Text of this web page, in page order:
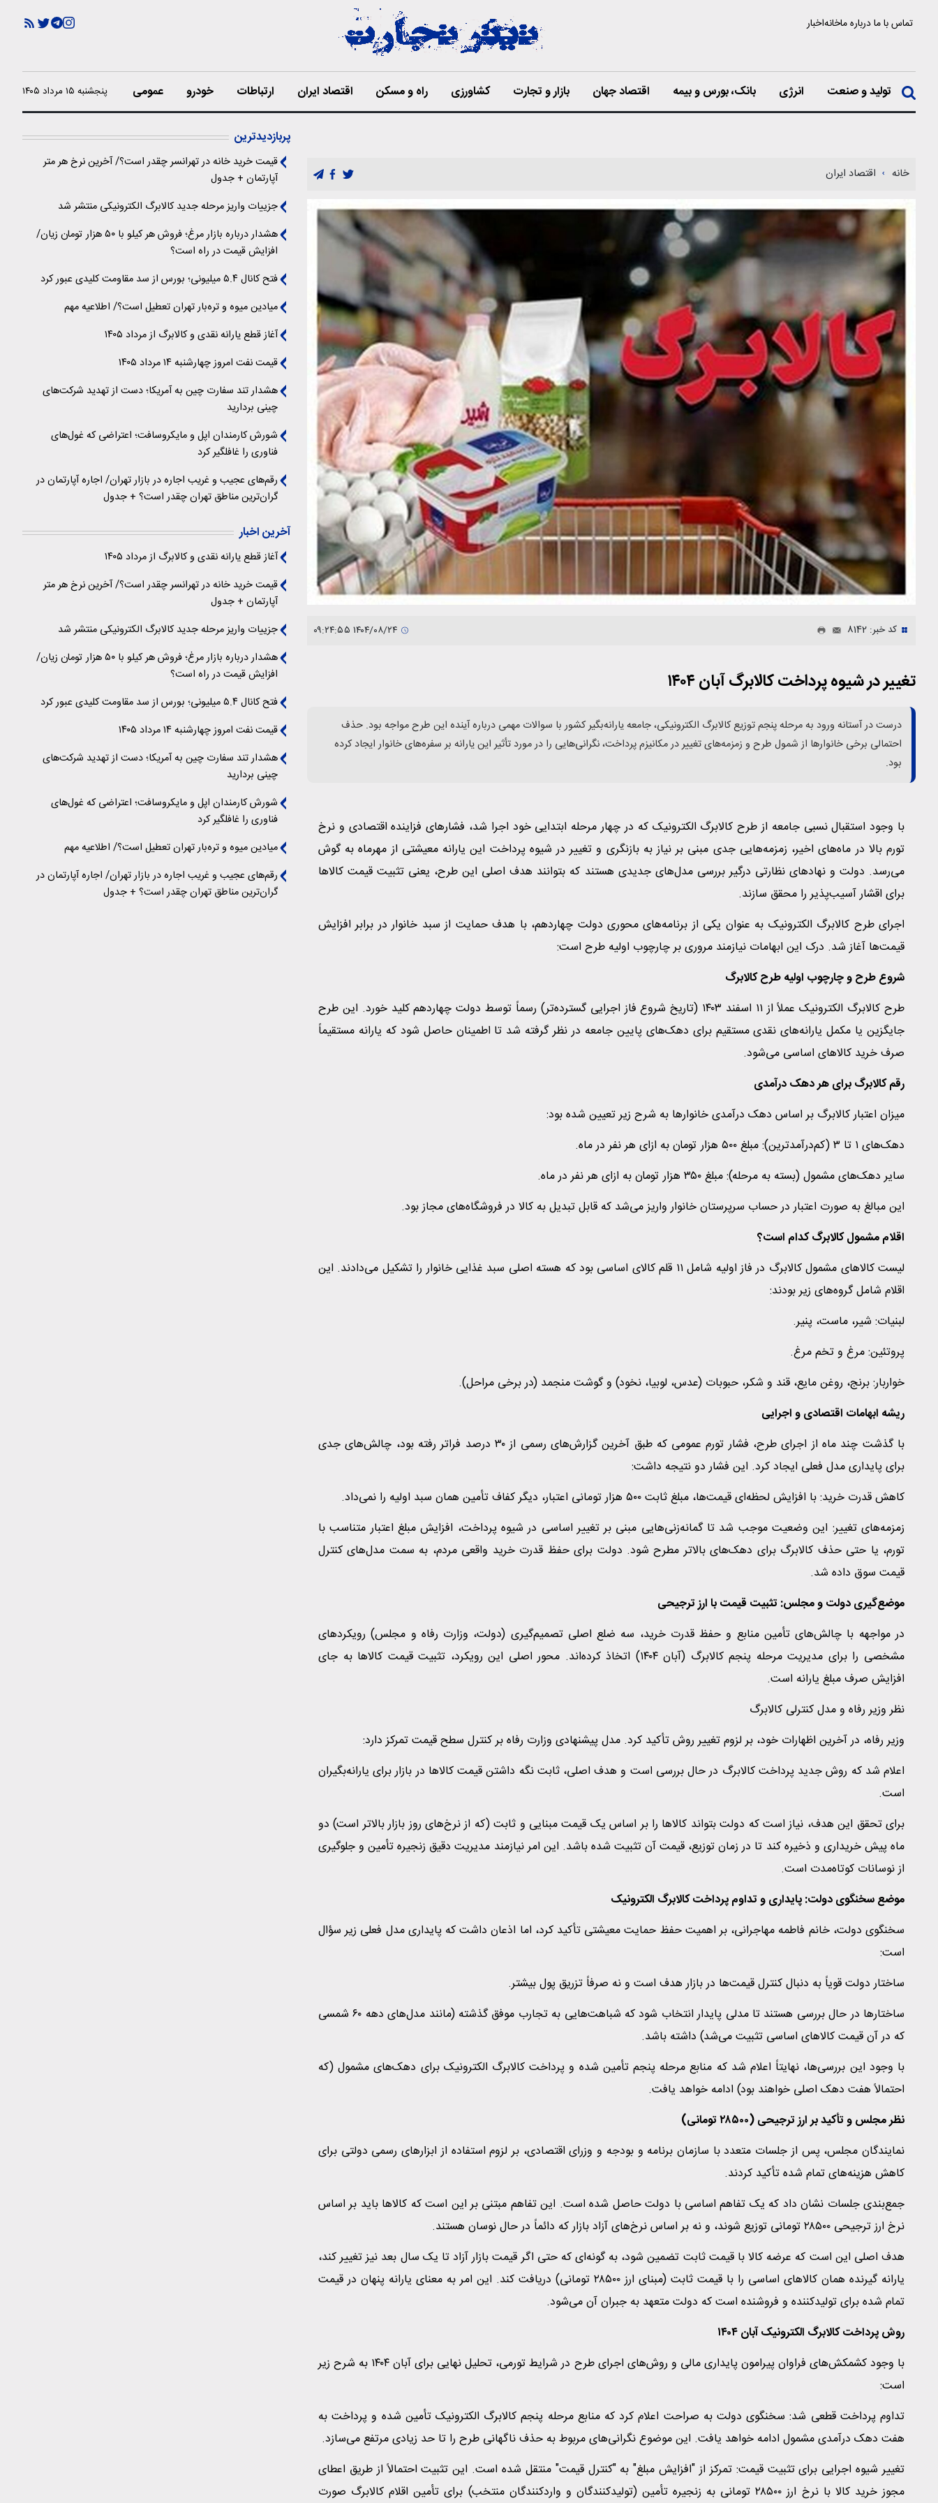
تماس با مادرباره ماخانهاخبار
تولید و صنعت انرژی بانک، بورس و بیمه اقتصاد جهان بازار و تجارت کشاورزی راه و مسکن اقتصاد ایران ارتباطات خودرو عمومی پنجشنبه ۱۵ مرداد ۱۴۰۵
خانه اقتصاد ایران
کد خبر: 8142
تغییر در شیوه پرداخت کالابرگ آبان ۱۴۰۴
درست در آستانه ورود به مرحله پنجم توزیع کالابرگ الکترونیکی، جامعه یارانه‌بگیر کشور با سوالات مهمی درباره آینده این طرح مواجه بود. حذف
احتمالی برخی خانوارها از شمول طرح و زمزمه‌های تغییر در مکانیزم پرداخت، نگرانی‌هایی را در مورد تأثیر این یارانه بر سفره‌های خانوار ایجاد کرده
بود.
با وجود استقبال نسبی جامعه از طرح کالابرگ الکترونیک که در چهار مرحله ابتدایی خود اجرا شد، فشارهای فزاینده اقتصادی و نرخ
تورم بالا در ماه‌های اخیر، زمزمه‌هایی جدی مبنی بر نیاز به بازنگری و تغییر در شیوه پرداخت این یارانه معیشتی از مهرماه به گوش
می‌رسد. دولت و نهادهای نظارتی درگیر بررسی مدل‌های جدیدی هستند که بتوانند هدف اصلی این طرح، یعنی تثبیت قیمت کالاها
برای اقشار آسیب‌پذیر را محقق سازند.
اجرای طرح کالابرگ الکترونیک به عنوان یکی از برنامه‌های محوری دولت چهاردهم، با هدف حمایت از سبد خانوار در برابر افزایش
قیمت‌ها آغاز شد. درک این ابهامات نیازمند مروری بر چارچوب اولیه طرح است:
شروع طرح و چارچوب اولیه طرح کالابرگ
طرح کالابرگ الکترونیک عملاً از ۱۱ اسفند ۱۴۰۳ (تاریخ شروع فاز اجرایی گسترده‌تر) رسماً توسط دولت چهاردهم کلید خورد. این طرح
جایگزین یا مکمل یارانه‌های نقدی مستقیم برای دهک‌های پایین جامعه در نظر گرفته شد تا اطمینان حاصل شود که یارانه مستقیماً
صرف خرید کالاهای اساسی می‌شود.
رقم کالابرگ برای هر دهک درآمدی
میزان اعتبار کالابرگ بر اساس دهک درآمدی خانوارها به شرح زیر تعیین شده بود:
دهک‌های ۱ تا ۳ (کم‌درآمدترین): مبلغ ۵۰۰ هزار تومان به ازای هر نفر در ماه.
سایر دهک‌های مشمول (بسته به مرحله): مبلغ ۳۵۰ هزار تومان به ازای هر نفر در ماه.
این مبالغ به صورت اعتبار در حساب سرپرستان خانوار واریز می‌شد که قابل تبدیل به کالا در فروشگاه‌های مجاز بود.
اقلام مشمول کالابرگ کدام است؟
لیست کالاهای مشمول کالابرگ در فاز اولیه شامل ۱۱ قلم کالای اساسی بود که هسته اصلی سبد غذایی خانوار را تشکیل می‌دادند. این
اقلام شامل گروه‌های زیر بودند:
لبنیات: شیر، ماست، پنیر.
پروتئین: مرغ و تخم مرغ.
خواربار: برنج، روغن مایع، قند و شکر، حبوبات (عدس، لوبیا، نخود) و گوشت منجمد (در برخی مراحل).
ریشه ابهامات اقتصادی و اجرایی
با گذشت چند ماه از اجرای طرح، فشار تورم عمومی که طبق آخرین گزارش‌های رسمی از ۳۰ درصد فراتر رفته بود، چالش‌های جدی
برای پایداری مدل فعلی ایجاد کرد. این فشار دو نتیجه داشت:
کاهش قدرت خرید: با افزایش لحظه‌ای قیمت‌ها، مبلغ ثابت ۵۰۰ هزار تومانی اعتبار، دیگر کفاف تأمین همان سبد اولیه را نمی‌داد.
زمزمه‌های تغییر: این وضعیت موجب شد تا گمانه‌زنی‌هایی مبنی بر تغییر اساسی در شیوه پرداخت، افزایش مبلغ اعتبار متناسب با
تورم، یا حتی حذف کالابرگ برای دهک‌های بالاتر مطرح شود. دولت برای حفظ قدرت خرید واقعی مردم، به سمت مدل‌های کنترل
قیمت سوق داده شد.
موضع‌گیری دولت و مجلس: تثبیت قیمت با ارز ترجیحی
در مواجهه با چالش‌های تأمین منابع و حفظ قدرت خرید، سه ضلع اصلی تصمیم‌گیری (دولت، وزارت رفاه و مجلس) رویکردهای
مشخصی را برای مدیریت مرحله پنجم کالابرگ (آبان ۱۴۰۴) اتخاذ کرده‌اند. محور اصلی این رویکرد، تثبیت قیمت کالاها به جای
افزایش صرف مبلغ یارانه است.
نظر وزیر رفاه و مدل کنترلی کالابرگ
وزیر رفاه، در آخرین اظهارات خود، بر لزوم تغییر روش تأکید کرد. مدل پیشنهادی وزارت رفاه بر کنترل سطح قیمت تمرکز دارد:
اعلام شد که روش جدید پرداخت کالابرگ در حال بررسی است و هدف اصلی، ثابت نگه داشتن قیمت کالاها در بازار برای یارانه‌بگیران
است.
برای تحقق این هدف، نیاز است که دولت بتواند کالاها را بر اساس یک قیمت مبنایی و ثابت (که از نرخ‌های روز بازار بالاتر است) دو
ماه پیش خریداری و ذخیره کند تا در زمان توزیع، قیمت آن تثبیت شده باشد. این امر نیازمند مدیریت دقیق زنجیره تأمین و جلوگیری
از نوسانات کوتاه‌مدت است.
موضع سخنگوی دولت: پایداری و تداوم پرداخت کالابرگ الکترونیک
سخنگوی دولت، خانم فاطمه مهاجرانی، بر اهمیت حفظ حمایت معیشتی تأکید کرد، اما اذعان داشت که پایداری مدل فعلی زیر سؤال
است:
ساختار دولت قویاً به دنبال کنترل قیمت‌ها در بازار هدف است و نه صرفاً تزریق پول بیشتر.
ساختارها در حال بررسی هستند تا مدلی پایدار انتخاب شود که شباهت‌هایی به تجارب موفق گذشته (مانند مدل‌های دهه ۶۰ شمسی
که در آن قیمت کالاهای اساسی تثبیت می‌شد) داشته باشد.
با وجود این بررسی‌ها، نهایتاً اعلام شد که منابع مرحله پنجم تأمین شده و پرداخت کالابرگ الکترونیک برای دهک‌های مشمول (که
احتمالاً هفت دهک اصلی خواهند بود) ادامه خواهد یافت.
نظر مجلس و تأکید بر ارز ترجیحی (۲۸۵۰۰ تومانی)
نمایندگان مجلس، پس از جلسات متعدد با سازمان برنامه و بودجه و وزرای اقتصادی، بر لزوم استفاده از ابزارهای رسمی دولتی برای
کاهش هزینه‌های تمام شده تأکید کردند.
جمع‌بندی جلسات نشان داد که یک تفاهم اساسی با دولت حاصل شده است. این تفاهم مبتنی بر این است که کالاها باید بر اساس
نرخ ارز ترجیحی ۲۸۵۰۰ تومانی توزیع شوند، و نه بر اساس نرخ‌های آزاد بازار که دائماً در حال نوسان هستند.
هدف اصلی این است که عرضه کالا با قیمت ثابت تضمین شود، به گونه‌ای که حتی اگر قیمت بازار آزاد تا یک سال بعد نیز تغییر کند،
یارانه گیرنده همان کالاهای اساسی را با قیمت ثابت (مبنای ارز ۲۸۵۰۰ تومانی) دریافت کند. این امر به معنای یارانه پنهان در قیمت
تمام شده برای تولیدکننده و فروشنده است که دولت متعهد به جبران آن می‌شود.
روش پرداخت کالابرگ الکترونیک آبان ۱۴۰۴
با وجود کشمکش‌های فراوان پیرامون پایداری مالی و روش‌های اجرای طرح در شرایط تورمی، تحلیل نهایی برای آبان ۱۴۰۴ به شرح زیر
است:
تداوم پرداخت قطعی شد: سخنگوی دولت به صراحت اعلام کرد که منابع مرحله پنجم کالابرگ الکترونیک تأمین شده و پرداخت به
هفت دهک درآمدی مشمول ادامه خواهد یافت. این موضوع نگرانی‌های مربوط به حذف ناگهانی طرح را تا حد زیادی مرتفع می‌سازد.
تغییر شیوه اجرایی برای تثبیت قیمت: تمرکز از "افزایش مبلغ" به "کنترل قیمت" منتقل شده است. این تثبیت احتمالاً از طریق اعطای
مجوز خرید کالا با نرخ ارز ۲۸۵۰۰ تومانی به زنجیره تأمین (تولیدکنندگان و واردکنندگان منتخب) برای تأمین اقلام کالابرگ صورت
پربازدیدترین
قیمت خرید خانه در تهرانسر چقدر است؟/ آخرین نرخ هر متر
آپارتمان + جدول
جزییات واریز مرحله جدید کالابرگ الکترونیکی منتشر شد
هشدار درباره بازار مرغ؛ فروش هر کیلو با ۵۰ هزار تومان زیان/
افزایش قیمت در راه است؟
فتح کانال ۵.۴ میلیونی؛ بورس از سد مقاومت کلیدی عبور کرد
میادین میوه و تره‌بار تهران تعطیل است؟/ اطلاعیه مهم
آغاز قطع یارانه نقدی و کالابرگ از مرداد ۱۴۰۵
قیمت نفت امروز چهارشنبه ۱۴ مرداد ۱۴۰۵
هشدار تند سفارت چین به آمریکا؛ دست از تهدید شرکت‌های
چینی بردارید
شورش کارمندان اپل و مایکروسافت؛ اعتراضی که غول‌های
فناوری را غافلگیر کرد
رقم‌های عجیب و غریب اجاره در بازار تهران/ اجاره آپارتمان در
گران‌ترین مناطق تهران چقدر است؟ + جدول
آخرین اخبار
آغاز قطع یارانه نقدی و کالابرگ از مرداد ۱۴۰۵
قیمت خرید خانه در تهرانسر چقدر است؟/ آخرین نرخ هر متر
آپارتمان + جدول
جزییات واریز مرحله جدید کالابرگ الکترونیکی منتشر شد
هشدار درباره بازار مرغ؛ فروش هر کیلو با ۵۰ هزار تومان زیان/
افزایش قیمت در راه است؟
فتح کانال ۵.۴ میلیونی؛ بورس از سد مقاومت کلیدی عبور کرد
قیمت نفت امروز چهارشنبه ۱۴ مرداد ۱۴۰۵
هشدار تند سفارت چین به آمریکا؛ دست از تهدید شرکت‌های
چینی بردارید
شورش کارمندان اپل و مایکروسافت؛ اعتراضی که غول‌های
فناوری را غافلگیر کرد
میادین میوه و تره‌بار تهران تعطیل است؟/ اطلاعیه مهم
رقم‌های عجیب و غریب اجاره در بازار تهران/ اجاره آپارتمان در
گران‌ترین مناطق تهران چقدر است؟ + جدول